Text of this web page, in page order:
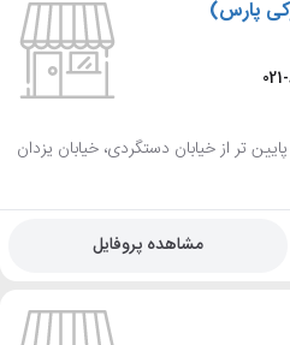
پارس)
(جردن)، پایین تر از خیابان دستگردی، خیابان یزدان
مشاهده پروفایل